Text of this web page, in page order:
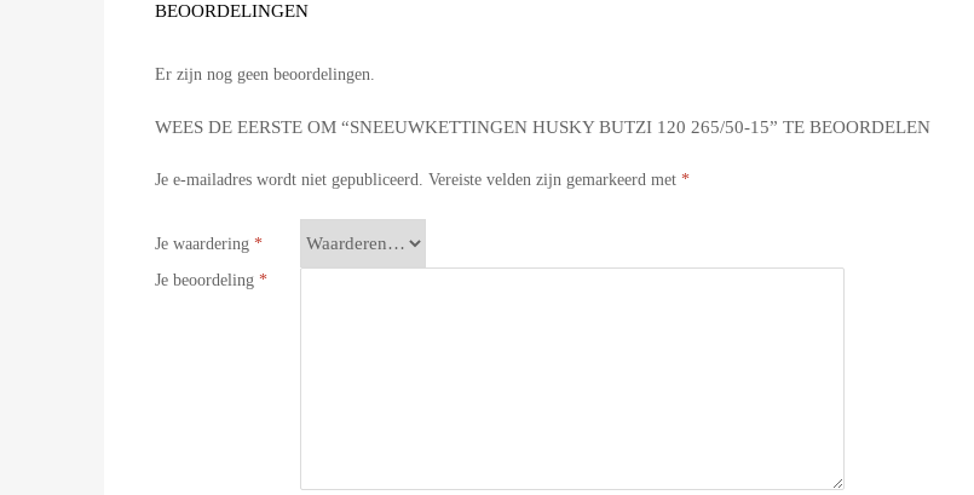
BEOORDELINGEN
Er zijn nog geen beoordelingen.
WEES DE EERSTE OM “SNEEUWKETTINGEN HUSKY BUTZI 120 265/50-15” TE BEOORDELEN
Je e-mailadres wordt niet gepubliceerd. Vereiste velden zijn gemarkeerd met *
Je waardering *
Je beoordeling *